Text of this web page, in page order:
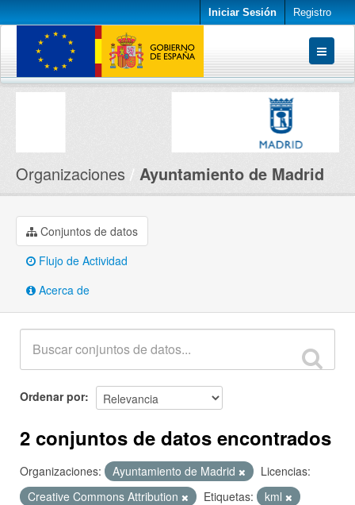
Iniciar Sesión Registro
Conjuntos de datos
Organizaciones Ayuntamiento de Madrid
Conjuntos de datos
Flujo de Actividad
Acerca de
Ordenar por
2 conjuntos de datos encontrados
Organizaciones: Ayuntamiento de Madrid
Licencias:
Creative Commons Attribution
Etiquetas:
kml